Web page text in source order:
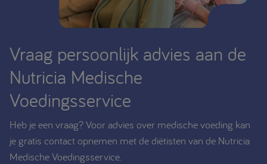
Vraag persoonlijk advies aan de
Nutricia Medische
Voedingsservice
Heb je een vraag? Voor advies over medische voeding kan
je gratis contact opnemen met de diëtisten van de Nutricia
Medische Voedingsservice.